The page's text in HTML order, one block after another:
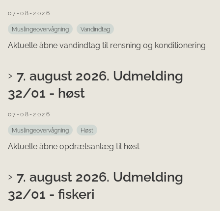
07-08-2026
Muslingeovervågning Vandindtag
Aktuelle åbne vandindtag til rensning og konditionering
7. august 2026. Udmelding
32/01 - høst
07-08-2026
Muslingeovervågning Høst
Aktuelle åbne opdrætsanlæg til høst
7. august 2026. Udmelding
32/01 - fiskeri